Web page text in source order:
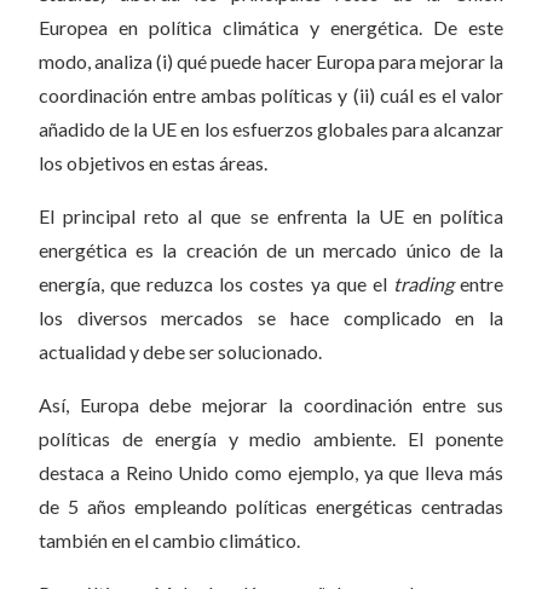
Europea en política climática y energética. De este
modo, analiza (i) qué puede hacer Europa para mejorar la
coordinación entre ambas políticas y (ii) cuál es el valor
añadido de la UE en los esfuerzos globales para alcanzar
los objetivos en estas áreas.
El principal reto al que se enfrenta la UE en política
energética es la creación de un mercado único de la
energía, que reduzca los costes ya que el tradingentre
los diversos mercados se hace complicado en la
actualidad y debe ser solucionado.
Así, Europa debe mejorar la coordinación entre sus
políticas de energía y medio ambiente. El ponente
destaca a Reino Unido como ejemplo, ya que lleva más
de 5 años empleando políticas energéticas centradas
también en el cambio climático.